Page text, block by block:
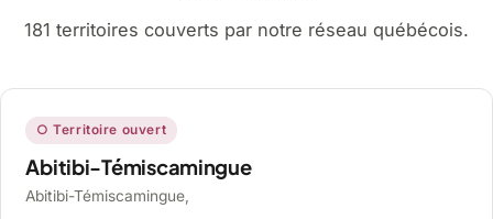
181 territoires couverts par notre réseau québécois.
○ Territoire ouvert
Abitibi-Témiscamingue
Abitibi-Témiscamingue,